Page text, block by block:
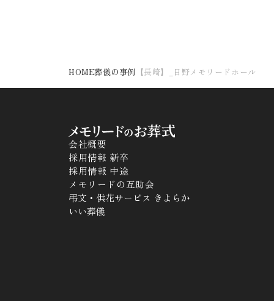
HOME葬儀の事例 【長崎】_日野メモリードホール
会社概要
採用情報 新卒
採用情報 中途
メモリードの互助会
弔文・供花サービス きよらか
いい葬儀